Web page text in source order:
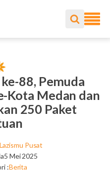
88, Pemuda
Kota Medan dan
250 Paket
Lazismu Pusat
5 Mei 2025
:Berita